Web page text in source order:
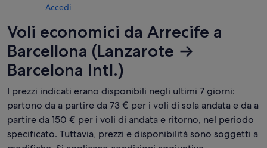
Accedi
Voli economici da Arrecife a
Barcellona (Lanzarote →
Barcelona Intl.)
I prezzi indicati erano disponibili negli ultimi 7 giorni:
partono da a partire da 73 € per i voli di sola andata e da a
partire da 150 € per i voli di andata e ritorno, nel periodo
specificato. Tuttavia, prezzi e disponibilità sono soggetti a